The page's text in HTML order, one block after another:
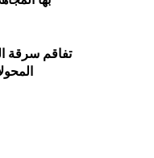
تفاقم سرقة